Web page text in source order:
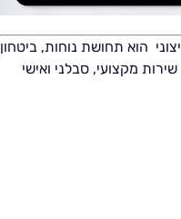
הוא תחושת נוחות, ביטחון
מקצועי, סבלני ואישי